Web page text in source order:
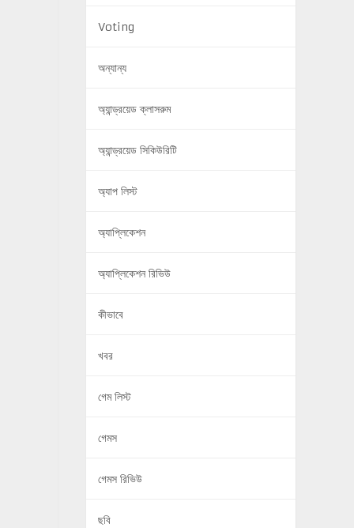
Voting
অন্যান্য
অ্যান্ড্রয়েড ক্লাসরুম
অ্যান্ড্রয়েড সিকিউরিটি
অ্যাপ লিস্ট
অ্যাপ্লিকেশন
অ্যাপ্লিকেশন রিভিউ
কীভাবে
খবর
গেম লিস্ট
গেমস
গেমস রিভিউ
ছবি